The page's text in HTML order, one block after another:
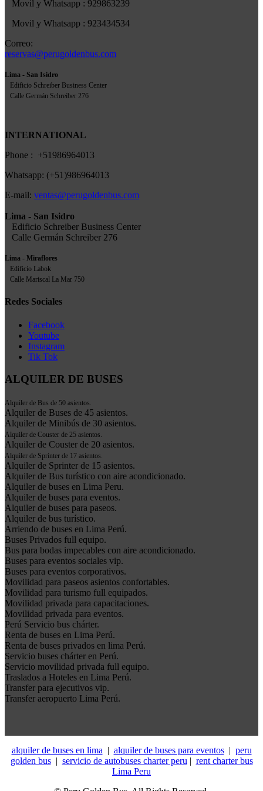
Movil y Whatsapp : 929863239
Movil y Whatsapp : 923434534
Correo:
reservas@perugoldenbus.com
Lima - San Isidro
Edificio Schreiber Business Center
Calle Germán Schreiber 276
INTERNATIONAL
Phone : +51986964013
Whatsapp: (+51)986964013
E-mail: ventas@perugoldenbus.com
Lima - San Isidro
Edificio Schreiber Business Center
Calle Germán Schreiber 276
Lima - Miraflores
Edificio Labok
Calle Mariscal La Mar 750
Redes Sociales
Facebook
Youtube
Instagram
Tik Tok
ALQUILER DE BUSES
Alquiler de Bus de 50 asientos.
Alquiler de Buses de 45 asientos.
Alquiler de Minibús de 30 asientos.
Alquiler de Couster de 25 asientos.
Alquiler de Couster de 20 asientos.
Alquiler de Sprinter de 17 asientos.
Alquiler de Sprinter de 15 asientos.
Alquiler de Bus turístico con aire acondicionado.
Alquiler de buses en Lima Peru.
Alquiler de buses para eventos.
Alquiler de buses para paseos.
Alquiler de bus turístico.
Arriendo de buses en Lima Perú.
Buses Privados full equipo.
Bus para bodas impecables con aire acondicionado.
Buses para eventos sociales vip.
Buses para eventos corporativos.
Movilidad para paseos asientos confortables.
Movilidad para turismo full equipados.
Movilidad privada para capacitaciones.
Movilidad privada para eventos.
Perú Servicio bus chárter.
Renta de buses en Lima Perú.
Renta de buses privados en lima Perú.
Servicio buses chárter en Perú.
Servicio movilidad privada full equipo.
Traslados a Hoteles en Lima Perú.
Transfer para ejecutivos vip.
Transfer aeropuerto Lima Perú.
alquiler de buses en lima | alquiler de buses para eventos| peru
golden bus| servicio de autobuses charter peru | rent charter bus
Lima Peru